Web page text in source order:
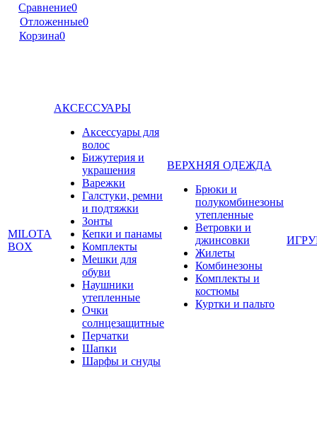
Сравнение0
Отложенные0
Корзина0
MILOTA
BOX
АКСЕССУАРЫ
Аксессуары для
волос
Бижутерия и
украшения
Варежки
Галстуки, ремни
и подтяжки
Зонты
Кепки и панамы
Комплекты
Мешки для
обуви
Наушники
утепленные
Очки
солнцезащитные
Перчатки
Шапки
Шарфы и снуды
ВЕРХНЯЯ ОДЕЖДА
Брюки и
полукомбинезоны
утепленные
Ветровки и
джинсовки
Жилеты
Комбинезоны
Комплекты и
костюмы
Куртки и пальто